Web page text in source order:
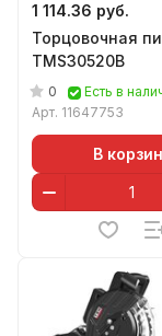
1 114.36 руб.
Торцовочная
TMS30520B
0
Есть в
Арт. 11647753
В